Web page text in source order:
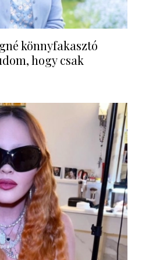
könnyfakasztó
hogy csak